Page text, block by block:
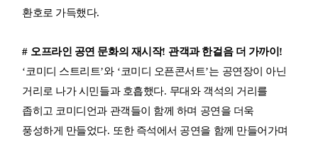
환호로 가득했다.
# 오프라인 공연 문화의 재시작! 관객과 한걸음 더 가까이 !
‘코미디 스트리트’와 ‘코미디 오픈콘서트’는 공연장이 아닌
거리로 나가 시민들과 호흡했다. 무대와 객석의 거리를
좁히고 코미디언과 관객들이 함께 하며 공연을 더욱
풍성하게 만들었다. 또한 즉석에서 공연을 함께 만들어가며